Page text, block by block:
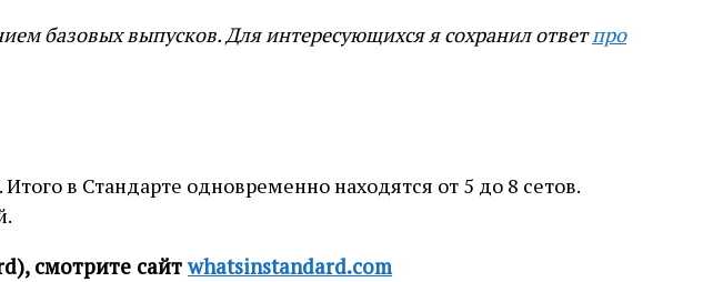
базовых выпусков. Для интересующихся я сохранил ответпро
в Стандарте одновременно находятся от 5 до 8 сетов.
смотрите сайтwhatsinstandard.com